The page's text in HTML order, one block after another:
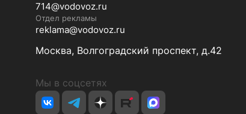
714@vodovoz.ru
Отдел рекламы
reklama@vodovoz.ru
Москва, Волгоградский проспект, д.42
Мы в соцсетях